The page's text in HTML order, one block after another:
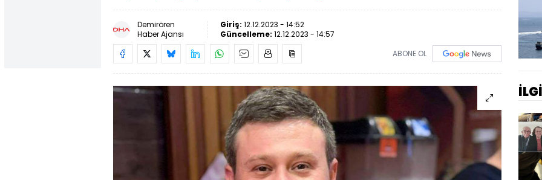
Demirören
Haber Ajansı
Giriş: 12.12.2023 - 14:52
Güncelleme: 12.12.2023 - 14:57
ABONE OL